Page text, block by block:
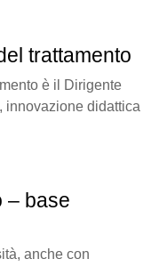
trattamento
è il Dirigente
innovazione didattica
– base
anche con